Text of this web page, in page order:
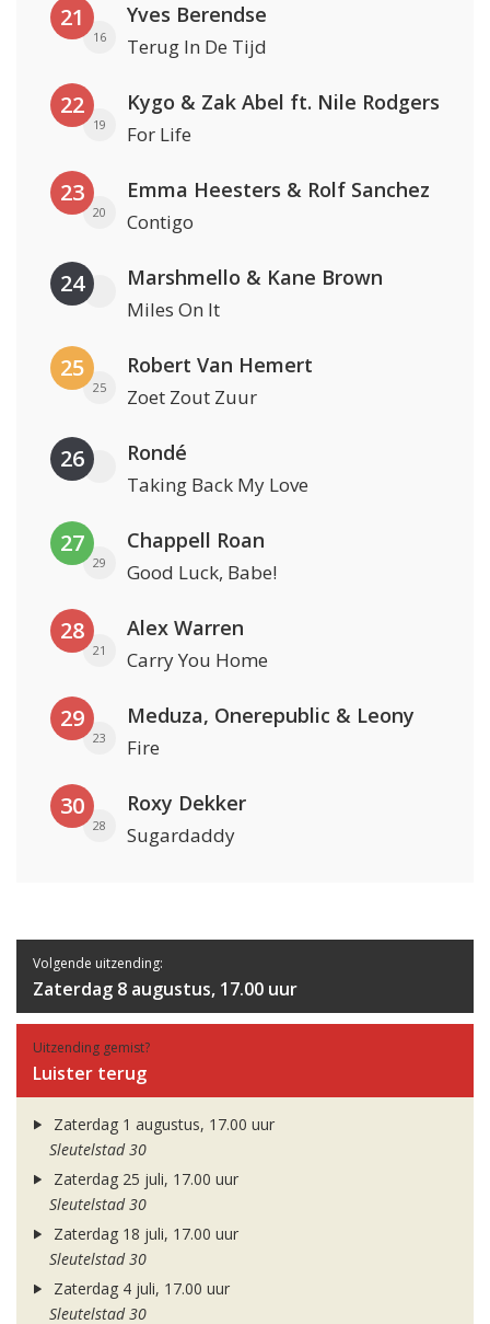
21
16
Yves Berendse
Terug In De Tijd
22
19
Kygo & Zak Abel ft. Nile Rodgers
For Life
23
20
Emma Heesters & Rolf Sanchez
Contigo
24 Marshmello & Kane Brown
Miles On It
25
25
Robert Van Hemert
Zoet Zout Zuur
26 Rondé
Taking Back My Love
27
29
Chappell Roan
Good Luck, Babe!
28
21
Alex Warren
Carry You Home
29
23
Meduza, Onerepublic & Leony
Fire
30
28
Roxy Dekker
Sugardaddy
Volgende uitzending:
Zaterdag 8 augustus, 17.00 uur
Uitzending gemist?
Luister terug
Zaterdag 1 augustus, 17.00 uur
Sleutelstad 30
Zaterdag 25 juli, 17.00 uur
Sleutelstad 30
Zaterdag 18 juli, 17.00 uur
Sleutelstad 30
Zaterdag 4 juli, 17.00 uur
Sleutelstad 30